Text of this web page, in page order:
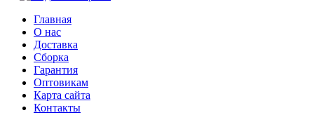
Главная
О нас
Доставка
Сборка
Гарантия
Оптовикам
Карта сайта
Контакты